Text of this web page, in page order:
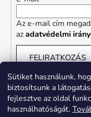
Sütiket használunk,
biztosítsunk a
fejlesztve az oldal
használhatóságát.
Az e-mail cím
azadatvédelmi
FELIRATKOZÁS